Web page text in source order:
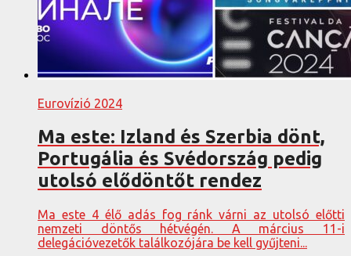
Eurovízió 2024
Ma este: Izland és Szerbia dönt,
Portugália és Svédország pedig
utolsó elődöntőt rendez
Ma este 4 élő adás fog ránk várni az utolsó előtti
nemzeti döntős hétvégén. A március 11-i
delegációvezetők találkozójára be kell gyűjteni...